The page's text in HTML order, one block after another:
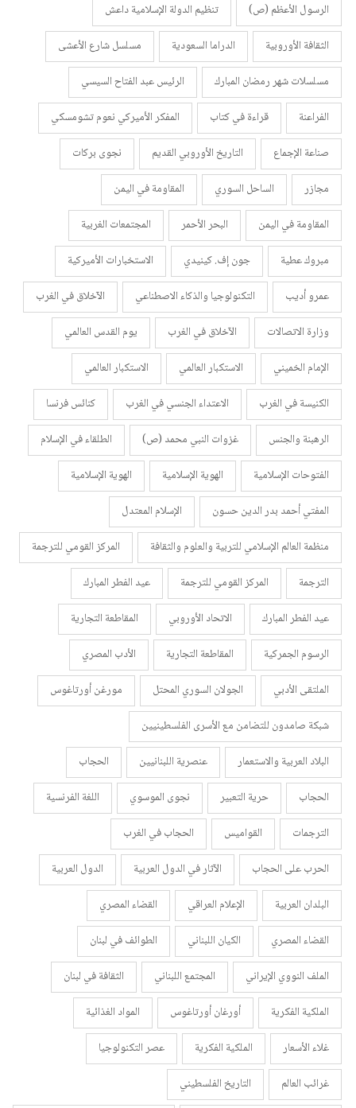
الرسول الأعظم (ص)
تنظيم الدولة الإسلامية داعش
الثقافة الأوروبية
الدراما السعودية
مسلسل شارع الأعشى
مسلسلات شهر رمضان المبارك
الرئيس عبد الفتاح السيسي
الفراعنة
قراءة في كتاب
المفكر الأميركي نعوم تشومسكي
صناعة الإجماع
التاريخ الأوروبي القديم
نجوى بركات
مجازر
الساحل السوري
المقاومة في اليمن
المقاومة في اليمن
البحر الأحمر
المجتمعات الغربية
مبروك عطية
جون إف. كينيدي
الاستخبارات الأميركية
عمرو أديب
التكنولوجيا والذكاء الاصطناعي
الآخلاق في الغرب
وزارة الاتصالات
الآخلاق في الغرب
يوم القدس العالمي
الإمام الخميني
الاستكبار العالمي
الاستكبار العالمي
الكنيسة في الغرب
الاعتداء الجنسي في الغرب
كنائس فرنسا
الرهبنة والجنس
غزوات النبي محمد (ص)
الطلقاء في الإسلام
الفتوحات الإسلامية
الهوية الإسلامية
الهوية الإسلامية
المفتي أحمد بدر الدين حسون
الإسلام المعتدل
منظمة العالم الإسلامي للتربية والعلوم والثقافة
المركز القومي للترجمة
الترجمة
المركز القومي للترجمة
عيد الفطر المبارك
عيد الفطر المبارك
الاتحاد الأوروبي
المقاطعة التجارية
الرسوم الجمركية
المقاطعة التجارية
الأدب المصري
الملتقى الأدبي
الجولان السوري المحتل
مورغن أورتاغوس
شبكة صامدون للتضامن مع الأسرى الفلسطينيين
البلاد العربية والاستعمار
عنصرية اللبنانيين
الحجاب
الحجاب
حرية التعبير نجوى الموسوي
اللغة الفرنسية
الترجمات
القواميس
الحجاب في الغرب
الحرب على الحجاب
الآثار في الدول العربية
الدول العربية
البلدان العربية
الإعلام العراقي
القضاء المصري
القضاء المصري
الكيان اللبناني
الطوائف في لبنان
الملف النووي الإيراني
المجتمع اللبناني
الثقافة في لبنان
الملكية الفكرية
أورغان أورتاغوس
المواد الغذائية
غلاء الأسعار
الملكية الفكرية
عصر التكنولوجيا
غرائب العالم
التاريخ الفلسطيني